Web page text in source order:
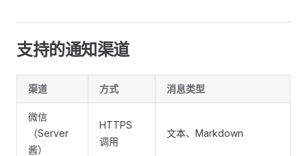
支持的通知渠道
渠道 方式 消息类型
微信
（Server
酱）
HTTPS
调用
文本、Markdown